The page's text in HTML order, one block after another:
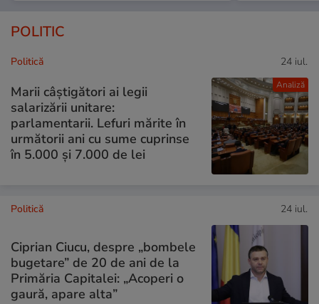
POLITIC
Analiză
Politică 24 iul.
Marii câștigători ai legii
salarizării unitare:
parlamentarii. Lefuri mărite în
următorii ani cu sume cuprinse
în 5.000 și 7.000 de lei
Politică 24 iul.
Ciprian Ciucu, despre „bombele
bugetare” de 20 de ani de la
Primăria Capitalei: „Acoperi o
gaură, apare alta”